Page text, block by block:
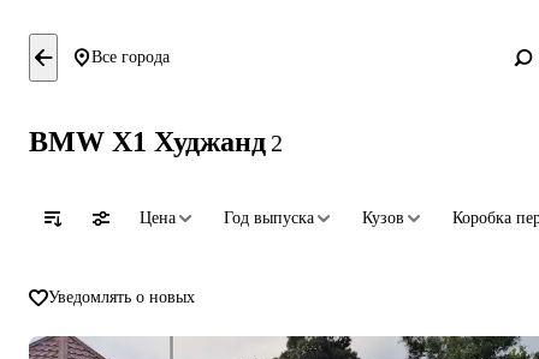
Все города
BMW X1 Худжанд 2
Цена Год выпуска Кузов Коробка
Уведомлять о новых